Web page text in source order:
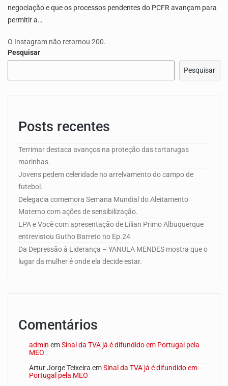
negociação e que os processos pendentes do PCFR avançam para
permitir a…
O Instagram não retornou 200.
Pesquisar
Pesquisar
Posts recentes
Terrimar destaca avanços na proteção das tartarugas
marinhas.
Jovens pedem celeridade no arrelvamento do campo de
futebol.
Delegacia comemora Semana Mundial do Aleitamento
Materno com ações de sensibilização.
LPA e Você com apresentação de Lilian Primo Albuquerque
entrevistou Gutho Barreto no Ep.24
Da Depressão à Liderança – YANULA MENDES mostra que o
lugar da mulher é onde ela decide estar.
Comentários
admin emSinal da TVA já é difundido em Portugal pela
MEO
Artur Jorge Teixeira emSinal da TVA já é difundido em
Portugal pela MEO